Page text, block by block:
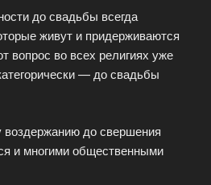
до свадьбы всегда
живут и придерживаются
вопрос во всех религиях уже
— до свадьбы
воздержанию до свершения
и многими общественными